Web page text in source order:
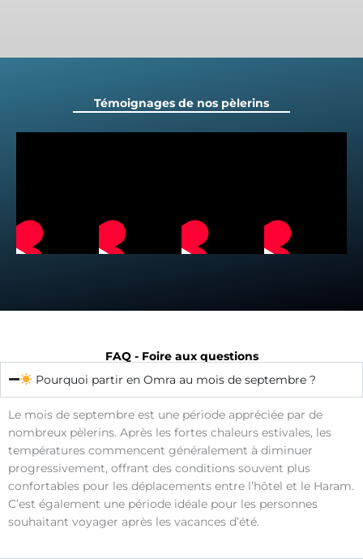
Témoignages de nos pèlerins
FAQ - Foire aux questions
Pourquoi partir en Omra au mois de septembre ?
Le mois de septembre est une période appréciée par de
nombreux pèlerins. Après les fortes chaleurs estivales, les
températures commencent généralement à diminuer
progressivement, offrant des conditions souvent plus
confortables pour les déplacements entre l’hôtel et le Haram.
C’est également une période idéale pour les personnes
souhaitant voyager après les vacances d’été.